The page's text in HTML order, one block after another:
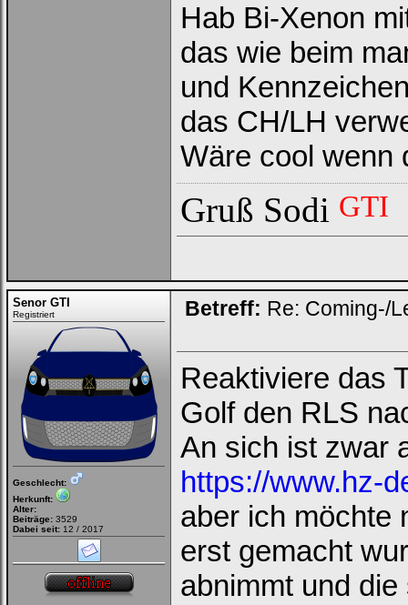
Hab Bi-Xenon
das wie beim
und
das CH/LH
Wäre cool wenn
Gruß Sodi GTI
Senor GTI
Registriert
Geschlecht:
Herkunft:
Alter:
Beiträge: 3529
Dabei seit: 12 / 2017
Betreff: Re: Coming-/
Reaktiviere das
Golf den RLS
An sich ist zwar
https://www.hz-
aber ich möchte
erst gemacht
abnimmt und